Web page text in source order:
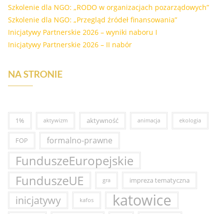
Szkolenie dla NGO: „RODO w organizacjach pozarządowych”
Szkolenie dla NGO: „Przegląd źródeł finansowania”
Inicjatywy Partnerskie 2026 – wyniki naboru I
Inicjatywy Partnerskie 2026 – II nabór
NA STRONIE
1% aktywizm aktywność animacja ekologia
FOP formalno-prawne
FunduszeEuropejskie
FunduszeUE
gra impreza tematyczna
inicjatywy kafos katowice